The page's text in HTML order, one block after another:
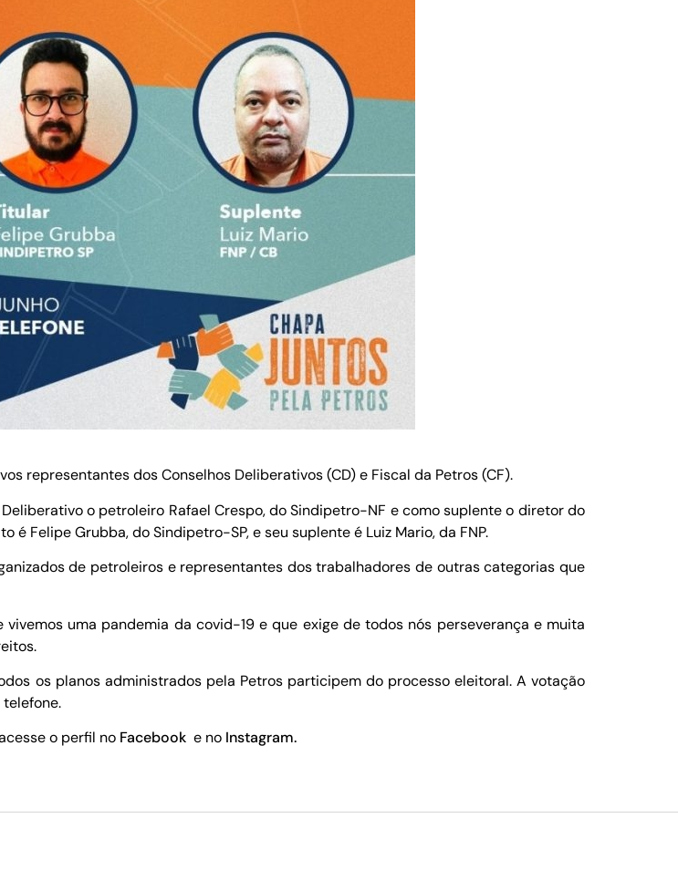
representantes dos Conselhos Deliberativos (CD) e Fiscal da Petros (CF).
o petroleiro Rafael Crespo, do Sindipetro-NF e como suplente o diretor do
Felipe Grubba, do Sindipetro-SP, e seu suplente é Luiz Mario, da FNP.
de petroleiros e representantes dos trabalhadores de outras categorias que
uma pandemia da covid-19 e que exige de todos nós perseverança e muita
os planos administrados pela Petros participem do processo eleitoral. A votação
o perfil no Facebook e no Instagram.